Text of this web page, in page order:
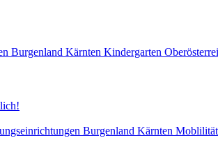
Burgenland Kärnten Kindergarten
Burgenland Kärnten Moblilität